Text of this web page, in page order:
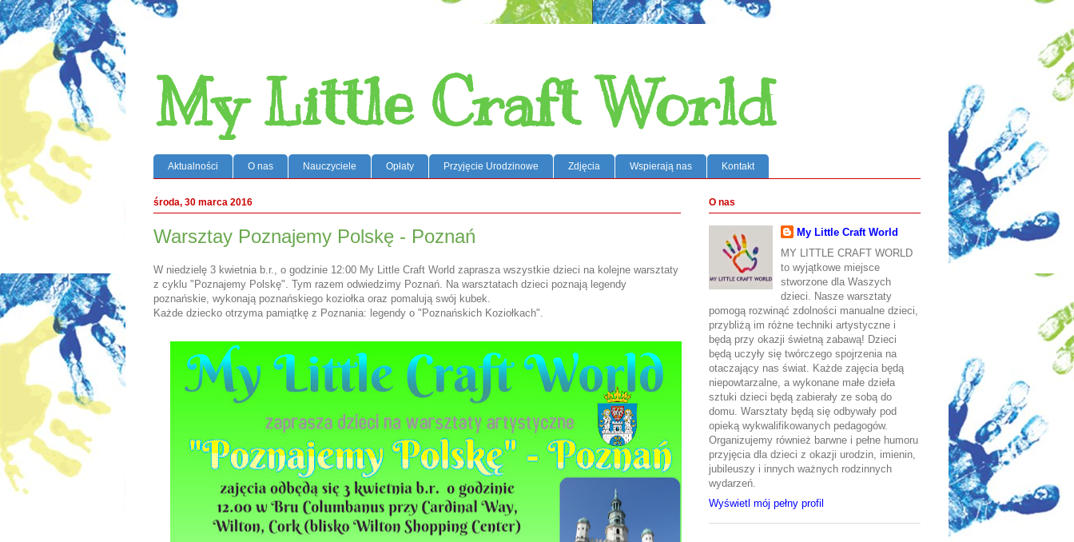
My Little Craft World
Aktualności O nas Nauczyciele Opłaty Przyjęcie Urodzinowe Zdjęcia Wspierają nas Kontakt
środa, 30 marca 2016
Warsztay Poznajemy Polskę - Poznań
W niedzielę 3 kwietnia b.r., o godzinie 12:00 My Little Craft World zaprasza wszystkie dzieci na kolejne warsztaty
z cyklu "Poznajemy Polskę". Tym razem odwiedzimy Poznań. Na warsztatach dzieci poznają legendy
poznańskie, wykonają poznańskiego koziołka oraz pomalują swój kubek.
Każde dziecko otrzyma pamiątkę z Poznania: legendy o "Poznańskich Koziołkach".
O nas
My Little Craft World
MY LITTLE CRAFT WORLD
to wyjątkowe miejsce
stworzone dla Waszych
dzieci. Nasze warsztaty
pomogą rozwinąć zdolności manualne dzieci,
przybliżą im różne techniki artystyczne i
będą przy okazji świetną zabawą! Dzieci
będą uczyły się twórczego spojrzenia na
otaczający nas świat. Każde zajęcia będą
niepowtarzalne, a wykonane małe dzieła
sztuki dzieci będą zabierały ze sobą do
domu. Warsztaty będą się odbywały pod
opieką wykwalifikowanych pedagogów.
Organizujemy również barwne i pełne humoru
przyjęcia dla dzieci z okazji urodzin, imienin,
jubileuszy i innych ważnych rodzinnych
wydarzeń.
Wyświetl mój pełny profil